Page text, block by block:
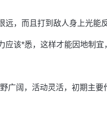
远，而且打到敌人身上光能
该*悉，这样才能因地制宜
广阔，活动灵活，初期主要